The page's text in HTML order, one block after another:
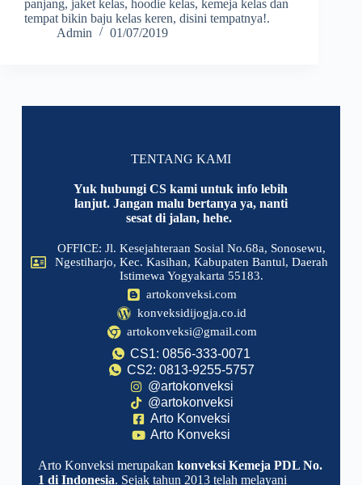
panjang, jaket kelas, hoodie kelas, kemeja kelas dan
tempat bikin baju kelas keren, disini tempatnya!.
Admin
01/07/2019
TENTANG KAMI
Yuk hubungi CS kami untuk info lebih
lanjut. Jangan malu bertanya ya, nanti
sesat di jalan, hehe.
OFFICE: Jl. Kesejahteraan Sosial No.68a, Sonosewu,
Ngestiharjo, Kec. Kasihan, Kabupaten Bantul, Daerah
Istimewa Yogyakarta 55183.
artokonveksi.com
konveksidijogja.co.id
artokonveksi@gmail.com
CS1: 0856-333-0071
CS2: 0813-9255-5757
@artokonveksi
@artokonveksi
Arto Konveksi
Arto Konveksi
Arto Konveksi merupakan konveksi Kemeja PDL No.
1 di Indonesia. Sejak tahun 2013 telah melayani